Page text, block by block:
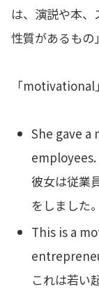
は、演説や本
性質があるもの
「motivational
She gave
employees.
彼女は従業
をしました。
This is a
これは若い